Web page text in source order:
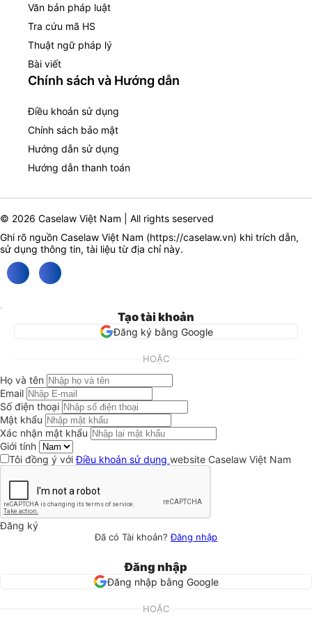
Văn bản pháp luật
Tra cứu mã HS
Thuật ngữ pháp lý
Bài viết
Chính sách và Hướng dẫn
Điều khoản sử dụng
Chính sách bảo mật
Hướng dẫn sử dụng
Hướng dẫn thanh toán
© 2026 Caselaw Việt Nam | All rights seserved
Ghi rõ nguồn Caselaw Việt Nam (https://caselaw.vn) khi trích dẫn,
sử dụng thông tin, tài liệu từ địa chỉ này.
Tạo tài khoản
Đăng ký bằng Google
HOẶC
Họ và tên
Email
Số điện thoại
Mật khẩu
Xác nhận mật khẩu
Giới tính
Tôi đồng ý vớiĐiều khoản sử dụng website Caselaw Việt Nam
Đăng ký
Đã có Tài khoản?Đăng nhập
Đăng nhập
Đăng nhập bằng Google
HOẶC